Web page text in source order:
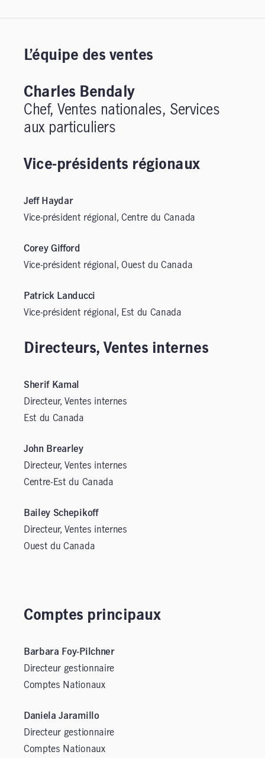
L’équipe des ventes
Charles Bendaly
Chef, Ventes nationales, Services
aux particuliers
Vice-présidents régionaux
Jeff Haydar
Vice-président régional, Centre du Canada
Corey Gifford
Vice-président régional, Ouest du Canada
Patrick Landucci
Vice-président régional, Est du Canada
Directeurs, Ventes internes
Sherif Kamal
Directeur, Ventes internes
Est du Canada
John Brearley
Directeur, Ventes internes
Centre-Est du Canada
Bailey Schepikoff
Directeur, Ventes internes
Ouest du Canada
Comptes principaux
Barbara Foy-Pilchner
Directeur gestionnaire
Comptes Nationaux
Daniela Jaramillo
Directeur gestionnaire
Comptes Nationaux